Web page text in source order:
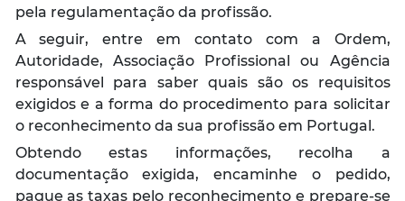
pela regulamentação da profissão.
A seguir, entre em contato com a Ordem,
Autoridade, Associação Profissional ou Agência
responsável para saber quais são os requisitos
exigidos e a forma do procedimento para solicitar
o reconhecimento da sua profissão em Portugal.
Obtendo estas informações, recolha a
documentação exigida, encaminhe o pedido,
pague as taxas pelo reconhecimento e prepare-se